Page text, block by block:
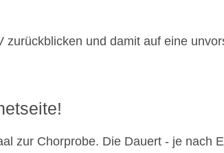
und damit auf eine
zur Chor­probe. Die Dauert - je nach